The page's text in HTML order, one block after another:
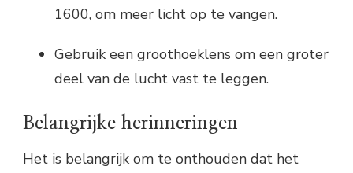
1600, om meer licht op te vangen.
Gebruik een groothoeklens om een groter
deel van de lucht vast te leggen.
Belangrijke herinneringen
Het is belangrijk om te onthouden dat het